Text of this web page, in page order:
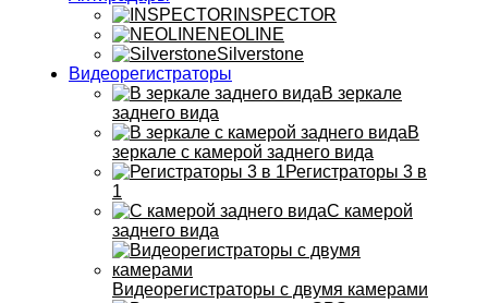
INSPECTOR
NEOLINE
Silverstone
Видеорегистраторы
В зеркале
заднего вида
В
зеркале с камерой заднего вида
Регистраторы 3 в
1
С камерой
заднего вида
Видеорегистраторы с двумя камерами